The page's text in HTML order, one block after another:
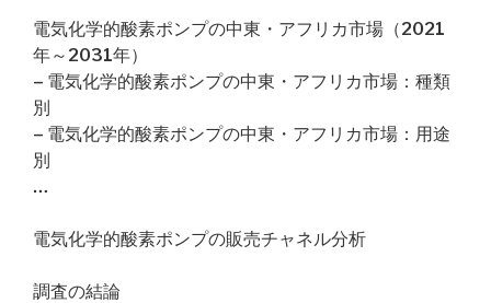
電気化学的酸素ポンプの中東・アフリカ市場（2021
年～2031年）
– 電気化学的酸素ポンプの中東・アフリカ市場：種類
別
– 電気化学的酸素ポンプの中東・アフリカ市場：用途
別
…
電気化学的酸素ポンプの販売チャネル分析
調査の結論